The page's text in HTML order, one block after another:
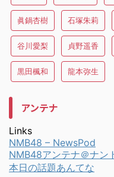
眞鍋杏樹 石塚朱莉
谷川愛梨 貞野遥香
黒田楓和 龍本弥生
アンテナ
Links
NMB48 – NewsPod
NMB48アンテナ＠ナン
本日の話題あんてな